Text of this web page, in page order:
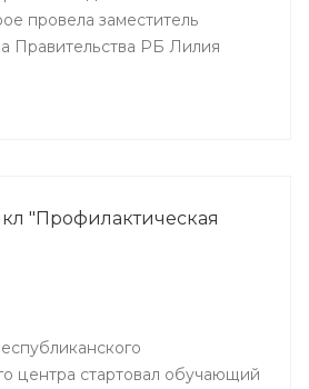
провела заместитель
Правительства РБ Лилия
"Профилактическая
центра стартовал обучающий